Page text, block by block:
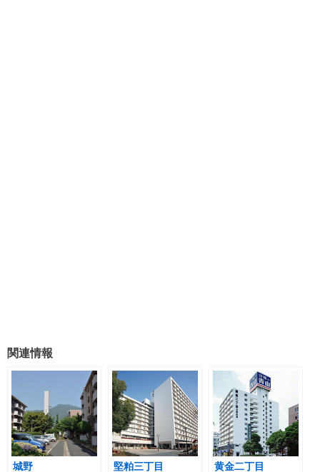
関連情報
城野 堅粕三丁目 黄金二丁目